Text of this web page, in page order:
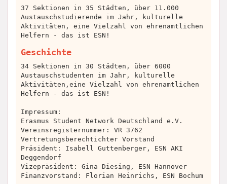
37 Sektionen in 35 Städten, über 11.000
Austauschstudierende im Jahr, kulturelle
Aktivitäten, eine Vielzahl von ehrenamtlichen
Helfern - das ist ESN!
Geschichte
34 Sektionen in 30 Städten, über 6000
Austauschstudenten im Jahr, kulturelle
Aktivitäten,eine Vielzahl von ehrenamtlichen
Helfern - das ist ESN!
Impressum:
Erasmus Student Network Deutschland e.V.
Vereinsregisternummer: VR 3762
Vertretungsberechtichter Vorstand
Präsident: Isabell Guttenberger, ESN AKI
Deggendorf
Vizepräsident: Gina Diesing, ESN Hannover
Finanzvorstand: Florian Heinrichs, ESN Bochum